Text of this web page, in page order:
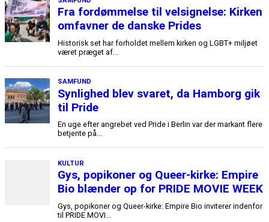
Fra fordømmelse til velsignelse: Kirken
omfavner de danske Prides
Historisk set har forholdet mellem kirken og LGBT+ miljøet
været præget af...
SAMFUND
Synlighed blev svaret, da Hamborg gik
til Pride
En uge efter angrebet ved Pride i Berlin var der markant flere
betjente på...
KULTUR
Gys, popikoner og Queer-kirke: Empire
Bio blænder op for PRIDE MOVIE WEEK
Gys, popikoner og Queer-kirke: Empire Bio inviterer indenfor
til PRIDE MOVI...